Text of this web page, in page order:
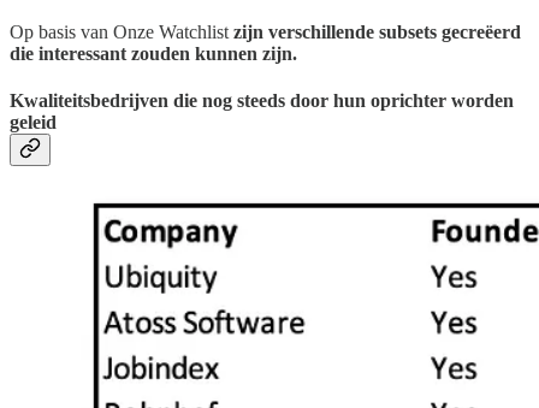
Op basis van Onze Watchlist zijn verschillende subsets gecreëerd
die interessant zouden kunnen zijn.
Kwaliteitsbedrijven die nog steeds door hun oprichter worden
geleid